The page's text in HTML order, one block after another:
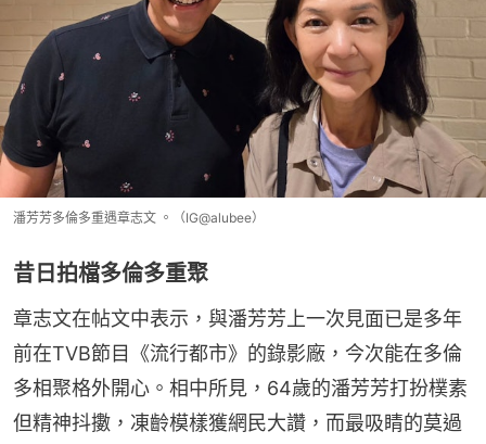
潘芳芳多倫多重遇章志文 。（IG@alubee）
昔日拍檔多倫多重聚
章志文在帖文中表示，與潘芳芳上一次見面已是多年
前在TVB節目《流行都市》的錄影廠，今次能在多倫
多相聚格外開心。相中所見，64歲的潘芳芳打扮樸素
但精神抖擻，凍齡模樣獲網民大讚，而最吸睛的莫過